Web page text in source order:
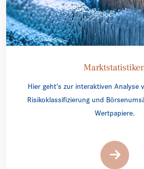
Hier geht’s zur interaktiven Analyse
Risikoklassifizierung und
Wertpapiere.